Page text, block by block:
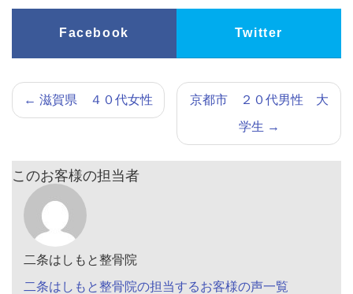
Facebook Twitter
← 滋賀県 ４０代女性
京都市 ２０代男性 大
学生 →
このお客様の担当者
二条はしもと整骨院
二条はしもと整骨院の担当するお客様の声一覧